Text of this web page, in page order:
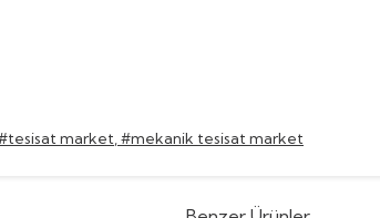
market,#mekanik tesisat market